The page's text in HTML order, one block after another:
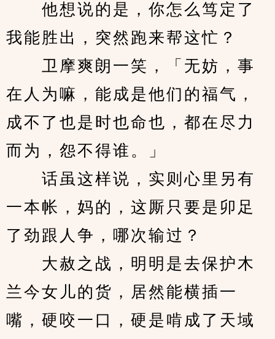
他想说的是，你怎么笃定了
我能胜出，突然跑来帮这忙？
卫摩爽朗一笑，「无妨，事
在人为嘛，能成是他们的福气，
成不了也是时也命也，都在尽力
而为，怨不得谁。」
话虽这样说，实则心里另有
一本帐，妈的，这厮只要是卯足
了劲跟人争，哪次输过？
大赦之战，明明是去保护木
兰今女儿的货，居然能横插一
嘴，硬咬一口，硬是啃成了天域